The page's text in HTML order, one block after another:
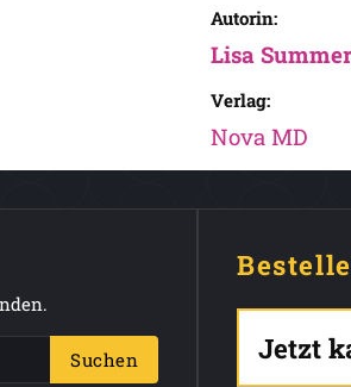
Autorin:
Lisa Summer
Verlag:
Nova MD
Suchen Jetzt